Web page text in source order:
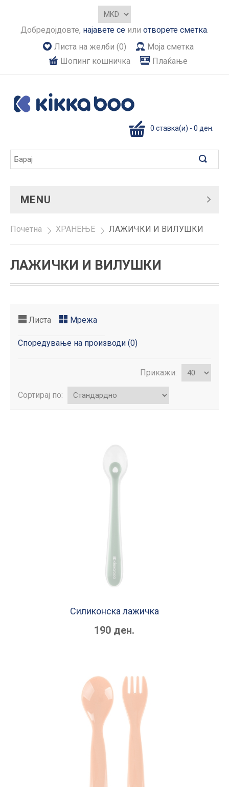
Добредојдовте, најавете се или отворете сметка.
Листа на желби (0)
Моја сметка
Шопинг кошничка
Плаќање
0 ставка(и) - 0 ден.
MENU
Почетна » ХРАНЕЊЕ » ЛАЖИЧКИ И ВИЛУШКИ
ЛАЖИЧКИ И ВИЛУШКИ
Листа Мрежа
Споредување на производи (0)
Прикажи:
Сортирај по:
Силиконска лажичка
190 ден.